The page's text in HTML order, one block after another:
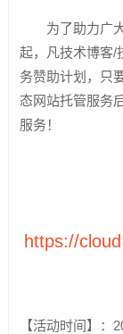
为了助力广
起，凡技术博客/
务赞助计划，只
态网站托管服务
服务！
https://
【活动时间】：